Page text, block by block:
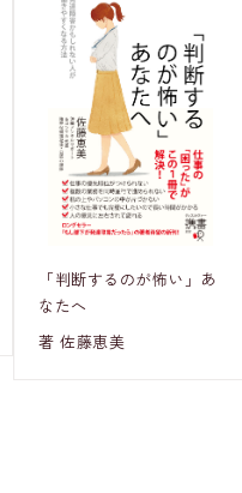
「判断するのが怖い」あ
なたへ
著 佐藤恵美